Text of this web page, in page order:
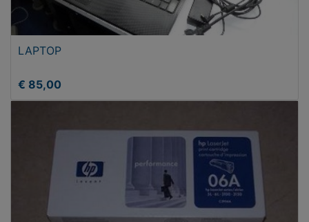
LAPTOP
€ 85,00